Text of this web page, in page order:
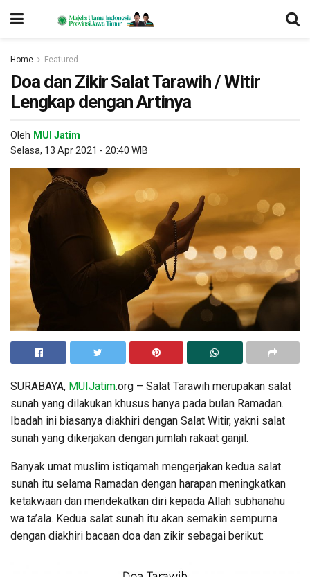
Home Featured
Doa dan Zikir Salat Tarawih / Witir
Lengkap dengan Artinya
Oleh MUI Jatim
Selasa, 13 Apr 2021 - 20:40 WIB
SURABAYA, MUIJatim.org – Salat Tarawih merupakan salat
sunah yang dilakukan khusus hanya pada bulan Ramadan.
Ibadah ini biasanya diakhiri dengan Salat Witir, yakni salat
sunah yang dikerjakan dengan jumlah rakaat ganjil.
Banyak umat muslim istiqamah mengerjakan kedua salat
sunah itu selama Ramadan dengan harapan meningkatkan
ketakwaan dan mendekatkan diri kepada Allah subhanahu
wa ta’ala. Kedua salat sunah itu akan semakin sempurna
dengan diakhiri bacaan doa dan zikir sebagai berikut: